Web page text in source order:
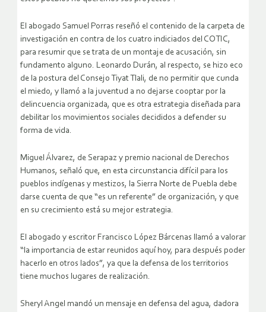
El abogado Samuel Porras reseñó el contenido de la carpeta de
investigación en contra de los cuatro indiciados del COTIC,
para resumir que se trata de un montaje de acusación, sin
fundamento alguno. Leonardo Durán, al respecto, se hizo eco
de la postura del Consejo Tiyat Tlali, de no permitir que cunda
el miedo, y llamó a la juventud a no dejarse cooptar por la
delincuencia organizada, que es otra estrategia diseñada para
debilitar los movimientos sociales decididos a defender su
forma de vida.
Miguel Álvarez, de Serapaz y premio nacional de Derechos
Humanos, señaló que, en esta circunstancia difícil para los
pueblos indígenas y mestizos, la Sierra Norte de Puebla debe
darse cuenta de que “es un referente” de organización, y que
en su crecimiento está su mejor estrategia.
El abogado y escritor Francisco López Bárcenas llamó a valorar
“la importancia de estar reunidos aquí hoy, para después poder
hacerlo en otros lados”, ya que la defensa de los territorios
tiene muchos lugares de realización.
Sheryl Angel mandó un mensaje en defensa del agua, dadora